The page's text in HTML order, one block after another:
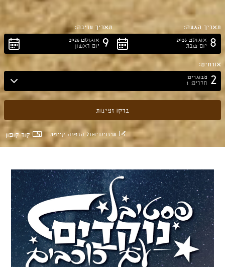
תאריך הגעה:
8 אוגוסט 2026
יום שבת
תאריך עזיבה:
9 אוגוסט 2026
יום ראשון
אורחים:
2 מבוגרים:
חדרים: 1
קוד קופון: שינוי/ביטול הזמנה קיימת